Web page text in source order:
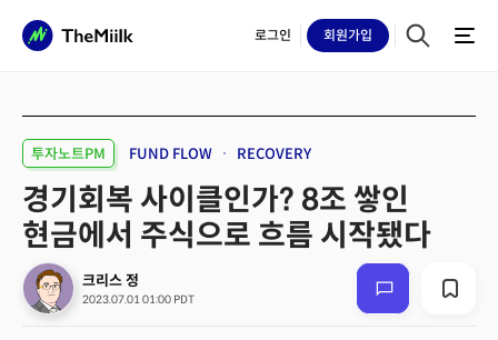
로그인 회원가입
투자노트PM FUND FLOW RECOVERY
경기회복 사이클인가? 8조 쌓인
현금에서 주식으로 흐름 시작됐다
크리스 정
2023.07.01 01:00 PDT